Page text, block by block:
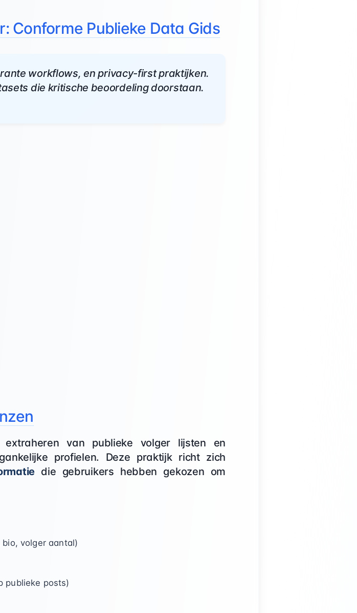
Conforme Publieke Data Gids
workflows, en privacy-first praktijken.
die kritische beoordeling doorstaan.
van publieke volger lijsten en
profielen. Deze praktijk richt zich
die gebruikers hebben gekozen om
volger aantal)
publieke posts)